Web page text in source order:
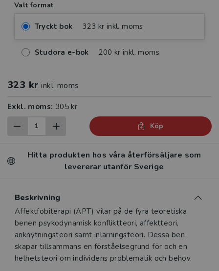
Valt format
Tryckt bok 323 kr inkl. moms
Studora e-bok 200 kr inkl. moms
323 kr inkl. moms
Exkl. moms: 305 kr
Köp
Hitta produkten hos våra återförsäljare som
levererar utanför Sverige
Beskrivning
Beskrivning
Affektfobiterapi (APT) vilar på de fyra teoretiska
benen psykodynamisk konfliktteori, affektteori,
anknytningsteori samt inlärningsteori. Dessa ben
skapar tillsammans en förståelsegrund för och en
helhetsteori om individens problematik och behov.